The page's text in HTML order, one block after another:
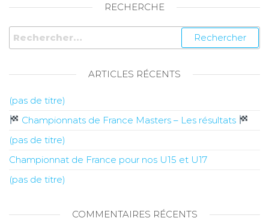
RECHERCHE
ARTICLES RÉCENTS
(pas de titre)
Championnats de France Masters – Les résultats
(pas de titre)
Championnat de France pour nos U15 et U17
(pas de titre)
COMMENTAIRES RÉCENTS